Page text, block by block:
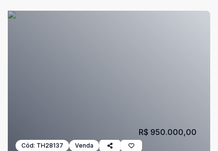
Cód: TH28137 Venda
R$ 950.000,00